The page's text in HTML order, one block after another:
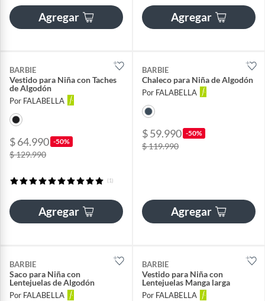
Agregar Agregar
BARBIE
Vestido para Niña con Taches
de Algodón
Por FALABELLA
$ 64.990 -50%
$ 129.990
(1)
Agregar
BARBIE
Chaleco para Niña de Algodón
Por FALABELLA
$ 59.990 -50%
$ 119.990
Agregar
BARBIE
Saco para Niña con
Lentejuelas de Algodón
Por FALABELLA
BARBIE
Vestido para Niña con
Lentejuelas Manga larga
Por FALABELLA